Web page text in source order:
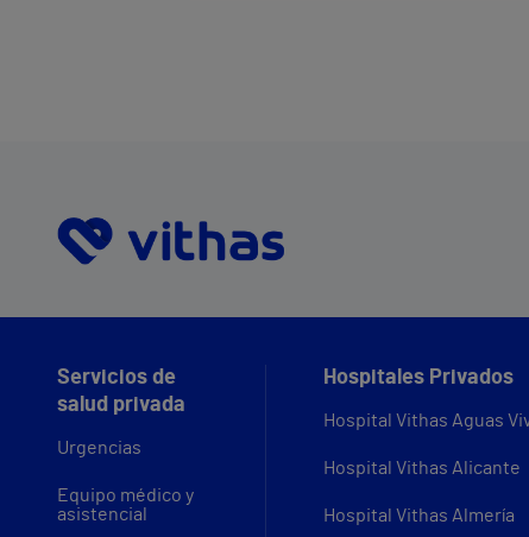
Servicios de
salud privada
Urgencias
Equipo médico y
asistencial
Hospitales Privados
Hospital Vithas Aguas
Hospital Vithas Alicante
Hospital Vithas Almería